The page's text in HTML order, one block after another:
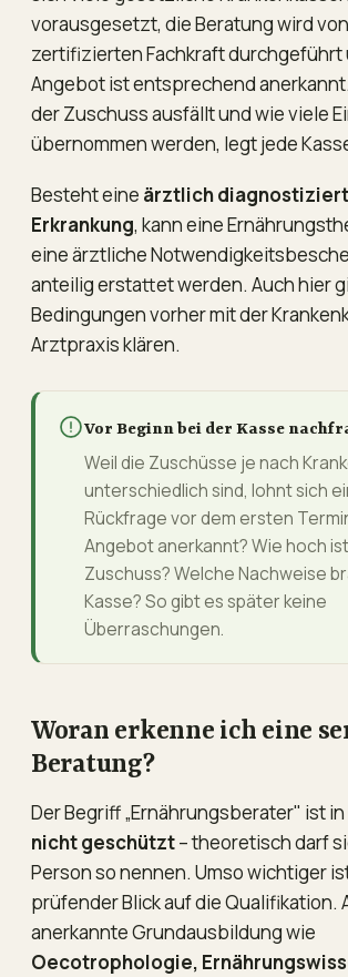
vorausgesetzt, die Beratung wird
zertifizierten Fachkraft durchgeführt
Angebot ist entsprechend
der Zuschuss ausfällt und wie viele
übernommen werden, legt jede
Besteht eine ärztlich
Erkrankung, kann eine
eine ärztliche
anteilig erstattet werden. Auch hier
Bedingungen vorher mit der
Arztpraxis klären.
Vor Beginn bei der Kasse
Weil die Zuschüsse je nach
unterschiedlich sind, lohnt sich
Rückfrage vor dem ersten
Angebot anerkannt? Wie hoch
Zuschuss? Welche Nachweise
Kasse? So gibt es später keine
Überraschungen.
Woran erkenne ich eine
Beratung?
Der Begriff „Ernährungsberater" ist
nicht geschützt– theoretisch darf
Person so nennen. Umso wichtiger
prüfender Blick auf die Qualifikation.
anerkannte Grundausbildung wie
Oecotrophologie,